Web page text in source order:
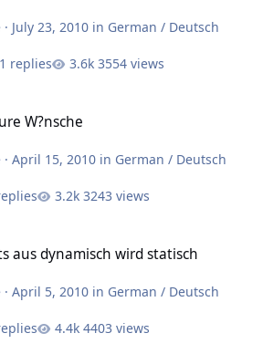
· July 23, 2010 in German / Deutsch
replies 3554 views
W?nsche
·April 15, 2010 in German / Deutsch
3243 views
aus dynamisch wird statisch
·April 5, 2010 in German / Deutsch
4403 views